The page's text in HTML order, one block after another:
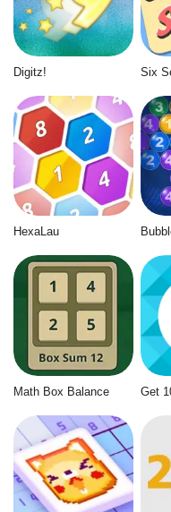
Digitz! Six
HexaLau
Math Box Balance Get